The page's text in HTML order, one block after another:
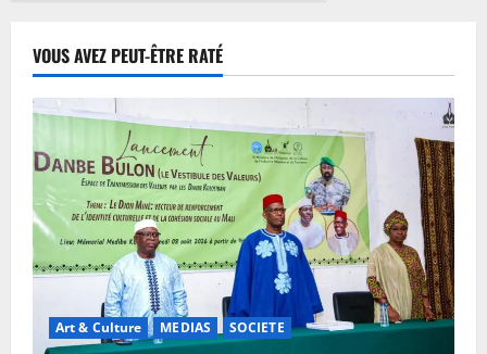
VOUS AVEZ PEUT-ÊTRE RATÉ
Art & Culture MEDIAS SOCIETE